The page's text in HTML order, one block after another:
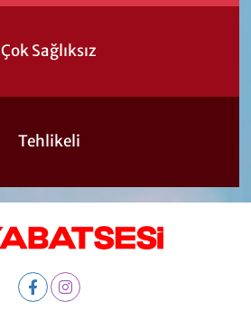
Çok Sağlıksız
Tehlikeli